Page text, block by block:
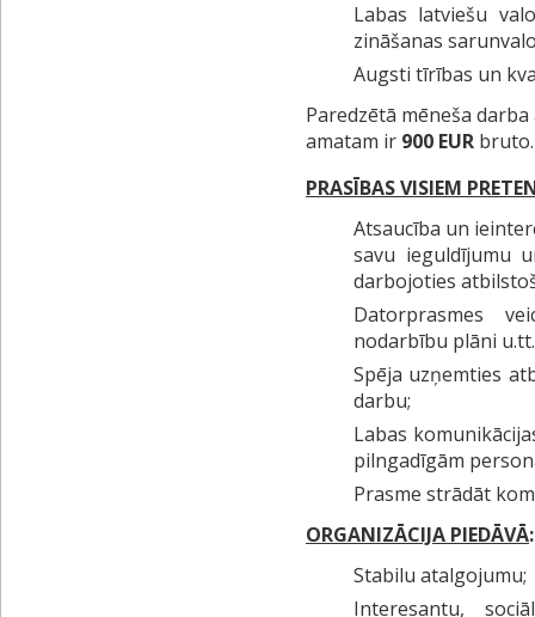
Labas latviešu
zināšanas
Augsti tīrības un
Paredzētā mēneša
amatam ir 900 EUR bruto.
PRASĪBAS VISIEM
Atsaucība un
savu ieguldījumu
darbojoties
Datorprasmes
nodarbību plāni
Spēja uzņemties
darbu;
Labas
pilngadīgām
Prasme strādāt
ORGANIZĀCIJA PIEDĀVĀ:
Stabilu atalgojumu;
Interesantu,